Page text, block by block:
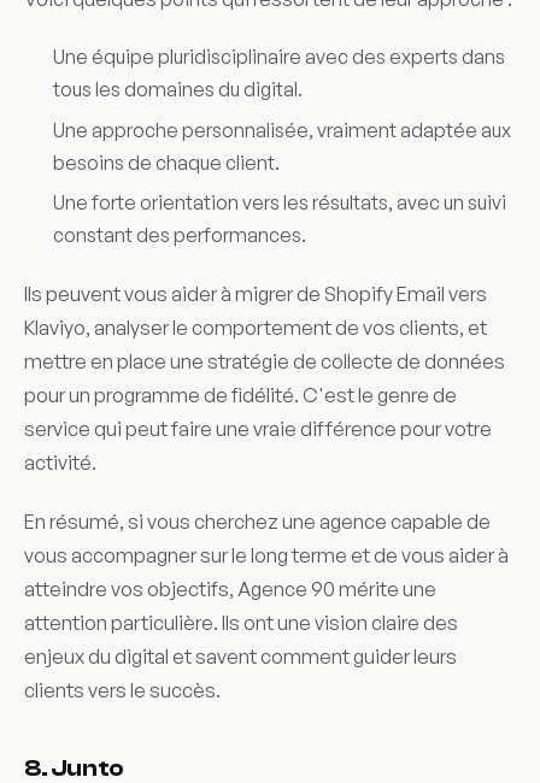
Une équipe pluridisciplinaire avec des experts dans
tous les domaines du digital.
Une approche personnalisée, vraiment adaptée aux
besoins de chaque client.
Une forte orientation vers les résultats, avec un suivi
constant des performances.
Ils peuvent vous aider à migrer de Shopify Email vers
Klaviyo, analyser le comportement de vos clients, et
mettre en place une stratégie de collecte de données
pour un programme de fidélité. C'est le genre de
service qui peut faire une vraie différence pour votre
activité.
En résumé, si vous cherchez une agence capable de
vous accompagner sur le long terme et de vous aider à
atteindre vos objectifs, Agence 90 mérite une
attention particulière. Ils ont une vision claire des
enjeux du digital et savent comment guider leurs
clients vers le succès.
8. Junto